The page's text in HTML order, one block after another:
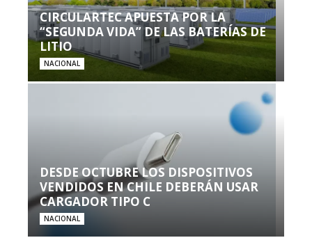
CIRCULARTEC APUESTA POR LA
“SEGUNDA VIDA” DE LAS BATERÍAS DE
LITIO
NACIONAL
DESDE OCTUBRE LOS DISPOSITIVOS
VENDIDOS EN CHILE DEBERÁN USAR
CARGADOR TIPO C
NACIONAL